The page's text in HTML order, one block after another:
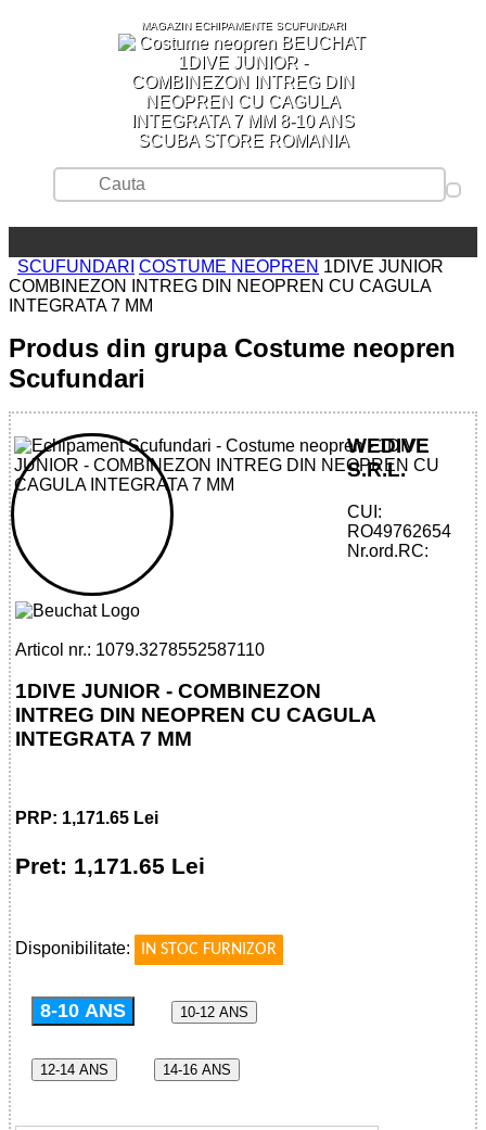
MAGAZIN ECHIPAMENTE SCUFUNDARI
SCUBA STORE ROMANIA
SCUFUNDARI COSTUME NEOPREN 1DIVE JUNIOR
COMBINEZON INTREG DIN NEOPREN CU CAGULA
INTEGRATA 7 MM
Produs din grupa Costume neopren
Scufundari
32785525871 - 1DIVE JR OVERALL WITH
HOOD 7 MM
Articol nr.: 1079.3278552587110
1DIVE JUNIOR - COMBINEZON
INTREG DIN NEOPREN CU CAGULA
INTEGRATA 7 MM
PRP: 1,171.65 Lei
Pret: 1,171.65 Lei
Disponibilitate:
IN STOC FURNIZOR
8-10 ANS 10-12 ANS
12-14 ANS 14-16 ANS
WEDIVE
S.R.L.
CUI:
RO49762654
Nr.ord.RC: